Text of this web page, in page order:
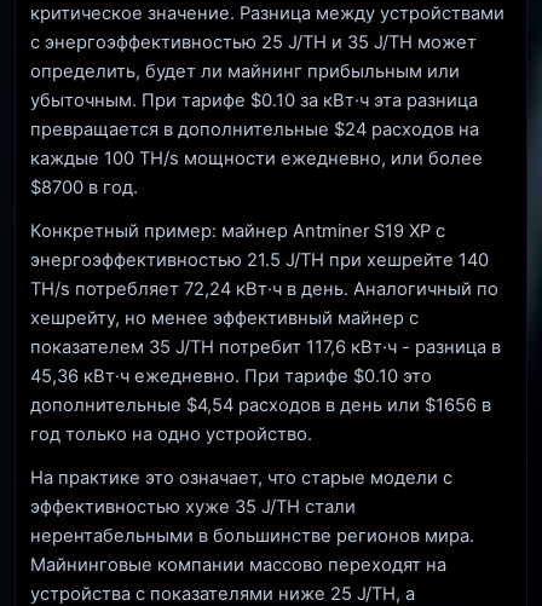
критическое значение. Разница между устройствами
с энергоэффективностью 25 J/TH и 35 J/TH может
определить, будет ли майнинг прибыльным или
убыточным. При тарифе $0.10 за кВт·ч эта разница
превращается в дополнительные $24 расходов на
каждые 100 TH/s мощности ежедневно, или более
$8700 в год.
Конкретный пример: майнер Antminer S19 XP с
энергоэффективностью 21.5 J/TH при хешрейте 140
TH/s потребляет 72,24 кВт·ч в день. Аналогичный по
хешрейту, но менее эффективный майнер с
показателем 35 J/TH потребит 117,6 кВт·ч - разница в
45,36 кВт·ч ежедневно. При тарифе $0.10 это
дополнительные $4,54 расходов в день или $1656 в
год только на одно устройство.
На практике это означает, что старые модели с
эффективностью хуже 35 J/TH стали
нерентабельными в большинстве регионов мира.
Майнинговые компании массово переходят на
устройства с показателями ниже 25 J/TH, а